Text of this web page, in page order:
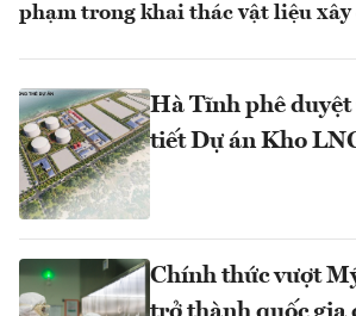
phạm trong khai thác vật liệu xây
Hà Tĩnh phê duyệt
tiết Dự án Kho
Chính thức vượt